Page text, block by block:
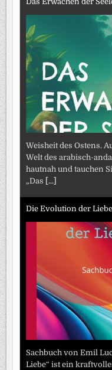
Weisheit des Ostens.
Welt des arabisch-
hautnah und tauchen
„Das [...]
Die Evolution der Liebe
Sachbuch von Emil
Liebe“ ist ein